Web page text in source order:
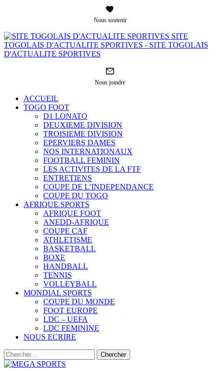
Nous soutenir
SITE
TOGOLAIS D'ACTUALITE SPORTIVES - SITE TOGOLAIS
D'ACTUALITE SPORTIVES
Nous joindre
ACCUEIL
TOGO FOOT
D1 LONATO
DEUXIEME DIVISION
TROISIEME DIVISION
EPERVIERS DAMES
NOS INTERNATIONAUX
FOOTBALL FEMININ
LES ACTIVITES DE LA FTF
ENTRETIENS
COUPE DE L’INDEPENDANCE
COUPE DU TOGO
AFRIQUE SPORTS
AFRIQUE FOOT
ANEDD-AFRIQUE
COUPE CAF
ATHLETISME
BASKETBALL
BOXE
HANDBALL
TENNIS
VOLLEYBALL
MONDIAL SPORTS
COUPE DU MONDE
FOOT EUROPE
LDC – UEFA
LDC FEMININE
NOUS ECRIRE